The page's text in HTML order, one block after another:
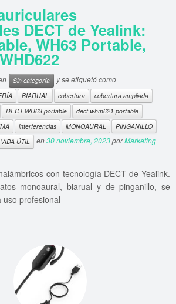
DECT de Yealink:
WH63 Portable,
Sin categoría y se etiquetó como
BIARUAL cobertura
cobertura ampliada
DECT WH63 portable
dect whm621 portable
interferencias MONOAURAL
PINGANILLO
VIDA ÚTIL en30 noviembre, 2023porMarketing
con tecnología DECT de Yealink.
monoaural, biarual y de pinganillo, se
profesional